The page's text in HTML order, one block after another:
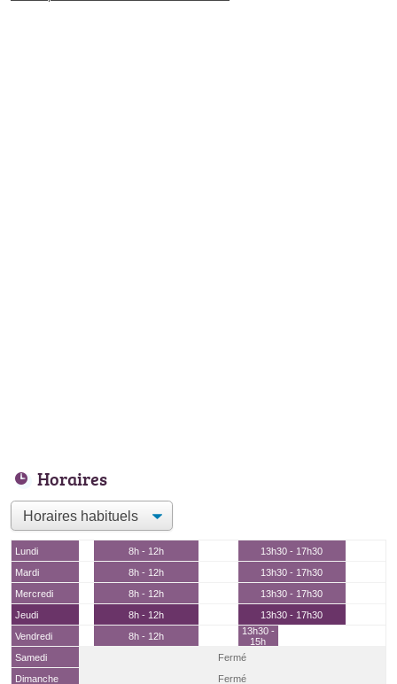
Horaires
Lundi 8h - 12h
13h30 - 17h30
Mardi
8h - 12h
13h30 - 17h30
Mercredi
8h - 12h
13h30 - 17h30
Jeudi
8h - 12h
13h30 - 17h30
Vendredi
8h - 12h
13h30 -
15h
Samedi
Fermé
Dimanche
Fermé